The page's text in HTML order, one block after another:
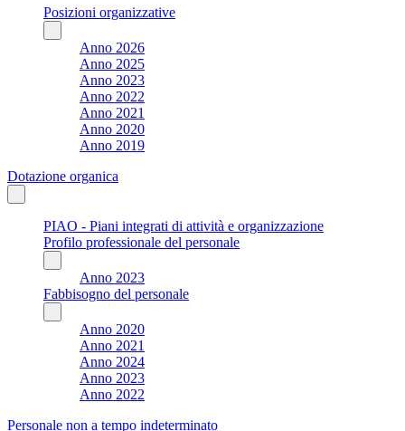
Posizioni organizzative
Anno 2026
Anno 2025
Anno 2023
Anno 2022
Anno 2021
Anno 2020
Anno 2019
Dotazione organica
PIAO - Piani integrati di attività e organizzazione
Profilo professionale del personale
Anno 2023
Fabbisogno del personale
Anno 2020
Anno 2021
Anno 2024
Anno 2023
Anno 2022
Personale non a tempo indeterminato